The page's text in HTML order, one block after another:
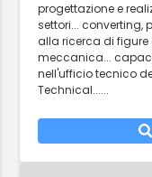
progettazione e
settori...
alla ricerca di
meccanica...
nell'ufficio tecnico
Technical......